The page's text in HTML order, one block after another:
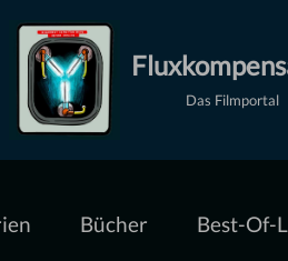
Das Filmportal
Bücher Best-Of-